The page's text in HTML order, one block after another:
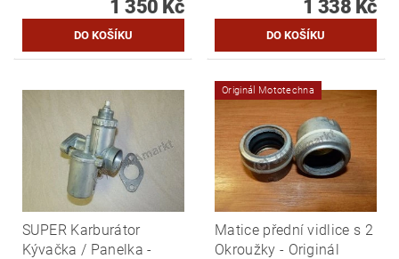
1 350 Kč 1 338 Kč
SUPER Karburátor
Kývačka / Panelka -
Originál Mototechna
Matice přední vidlice s 2
Okroužky - Originál